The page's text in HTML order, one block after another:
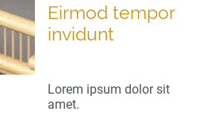
Eirmod tempor
invidunt
Lorem ipsum dolor sit
amet.